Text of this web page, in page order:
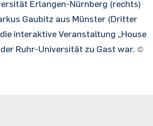
Erlangen-Nürnberg (rechts)
Gaubitz aus Münster (Dritter
interaktive Veranstaltung „House
Ruhr-Universität zu Gast war. ©